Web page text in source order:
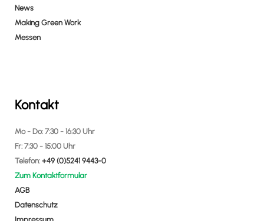
News
Making Green Work
Messen
Kontakt
Mo - Do: 7:30 - 16:30 Uhr
Fr: 7:30 - 15:00 Uhr
Telefon: +49 (0)5241 9443-0
Zum Kontaktformular
AGB
Datenschutz